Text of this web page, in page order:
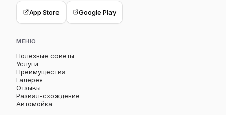
App Store Google Play
МЕНЮ
Полезные советы
Услуги
Преимущества
Галерея
Отзывы
Развал-схождение
Автомойка